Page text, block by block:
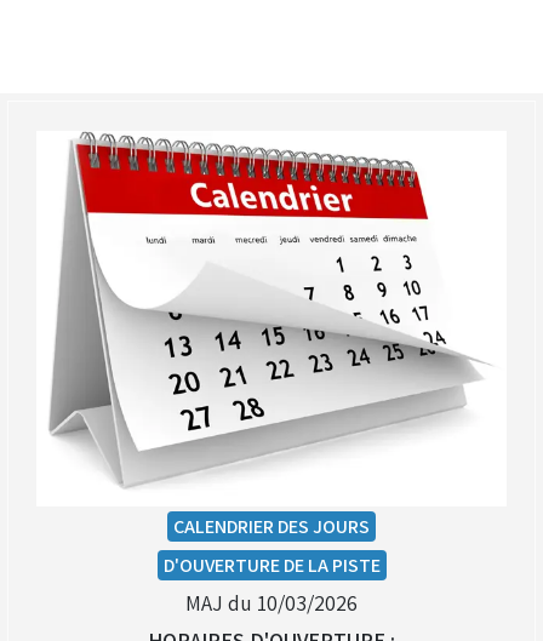
CALENDRIER DES JOURS
D'OUVERTURE DE LA PISTE
MAJ du 10/03/2026